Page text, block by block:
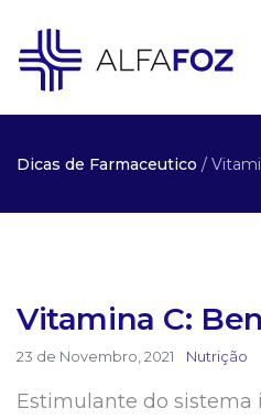
Dicas de Farmaceutico /
Vitamina C:
23 de Novembro, 2021 Nutrição
Estimulante do sistema